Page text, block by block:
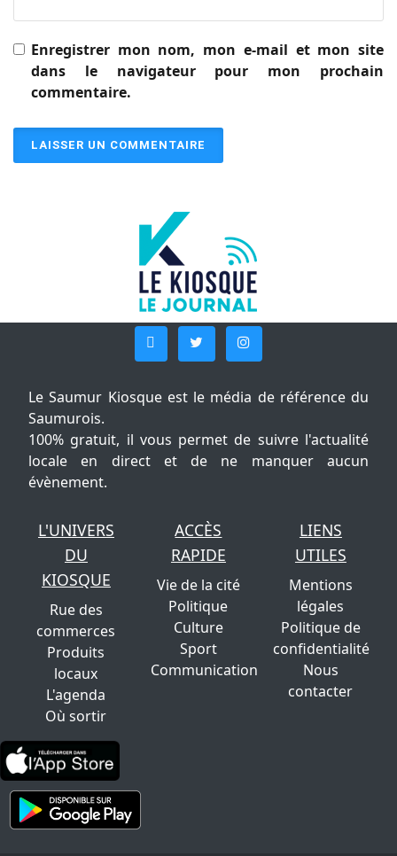
Enregistrer mon nom, mon e-mail et mon site
dans le navigateur pour mon prochain
commentaire.
Le Saumur Kiosque est le média de référence du
Saumurois.
100% gratuit, il vous permet de suivre l'actualité
locale en direct et de ne manquer aucun
évènement.
L'UNIVERS
DU
KIOSQUE
Rue des
commerces
Produits
locaux
L'agenda
Où sortir
ACCÈS
RAPIDE
Vie de la cité
Politique
Culture
Sport
Communication
LIENS
UTILES
Mentions
légales
Politique de
confidentialité
Nous
contacter